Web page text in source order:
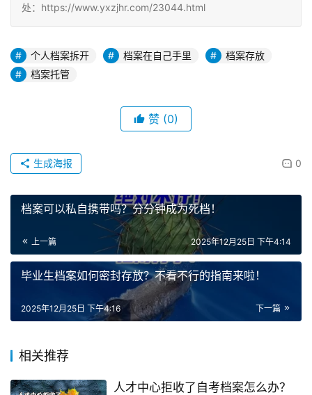
处：https://www.yxzjhr.com/23044.html
个人档案拆开 档案在自己手里
档案存放
档案托管
赞 (0)
0
生成海报
档案可以私自携带吗？分分钟成为死档！
上一篇 2025年12月25日 下午4:14
毕业生档案如何密封存放？不看不行的指南来啦！
下一篇
2025年12月25日 下午4:16
相关推荐
人才中心拒收了自考档案怎么办？